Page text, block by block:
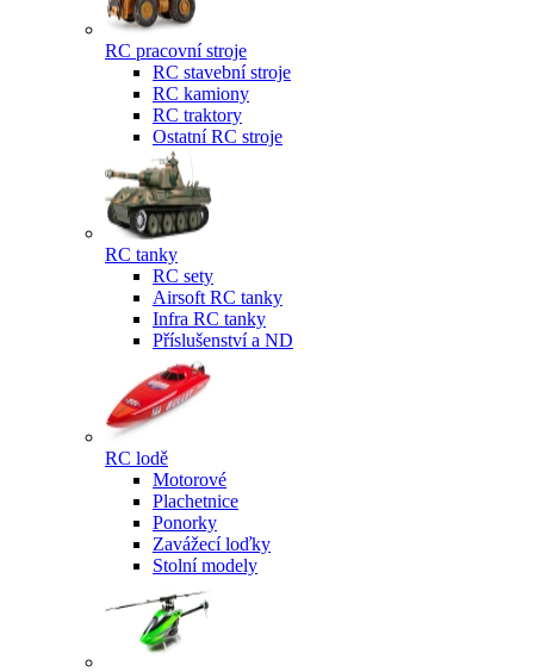
RC pracovní stroje
RC stavební stroje
RC kamiony
RC traktory
Ostatní RC stroje
RC tanky
RC sety
Airsoft RC tanky
Infra RC tanky
Příslušenství a ND
RC lodě
Motorové
Plachetnice
Ponorky
Zavážecí loďky
Stolní modely